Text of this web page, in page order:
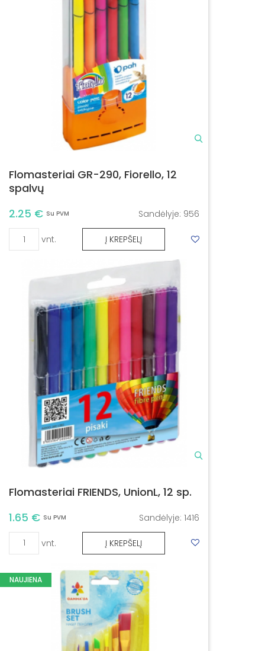
Flomasteriai GR-290, Fiorello, 12
spalvų
2.25 € Su PVM Sandėlyje: 956
vnt. Į KREPŠELĮ
Flomasteriai FRIENDS, UnionL, 12 sp.
1.65 € Su PVM Sandėlyje: 1416
vnt. Į KREPŠELĮ
NAUJIENA